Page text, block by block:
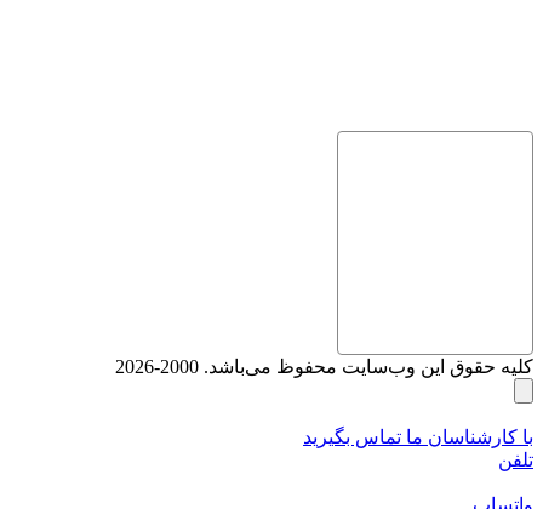
کلیه حقوق این وب‌سایت محفوظ می‌باشد. 2000-2026
با کارشناسان ما تماس بگیرید
تلفن